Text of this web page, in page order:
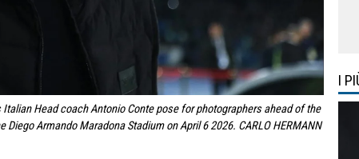
Head coach Antonio Conte pose for photographers ahead of the
Armando Maradona Stadium on April 6 2026. CARLO HERMANN
I